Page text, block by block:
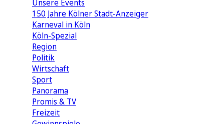
Unsere Events
150 Jahre Kölner Stadt-Anzeiger
Karneval in Köln
Köln-Spezial
Region
Politik
Wirtschaft
Sport
Panorama
Promis & TV
Freizeit